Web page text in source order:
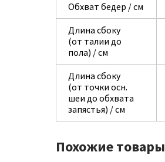
Обхват бедер / см
Длина сбоку
(от талии до
пола) / см
Длина сбоку
(от точки осн.
шеи до обхвата
запястья) / см
Похожие товары